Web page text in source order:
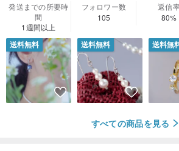
発送までの所要時
間
1週間以上
フォロワー数
105
返信
80%
送料無料 送料無料 送料無
すべての商品を見る